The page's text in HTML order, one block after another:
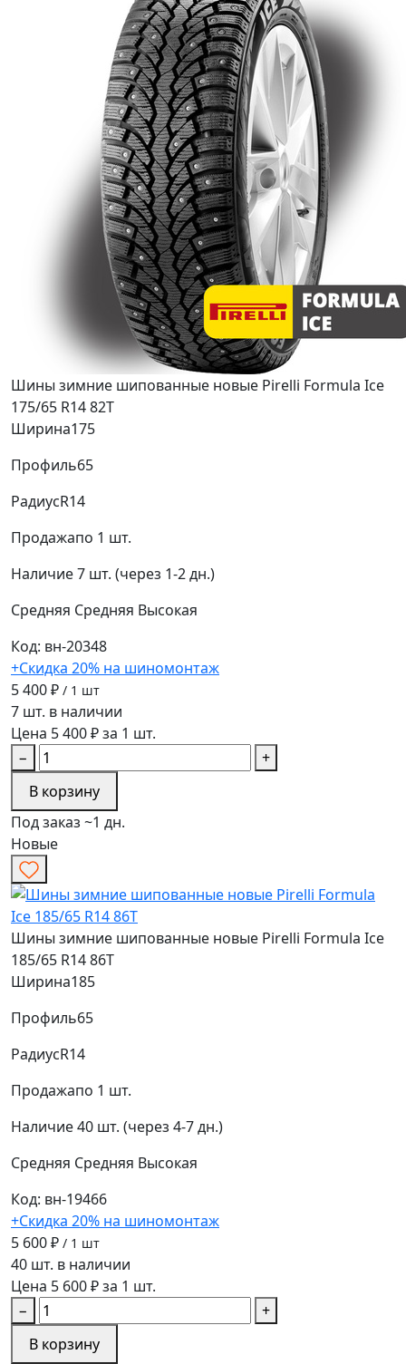
Шины зимние шипованные новые Pirelli Formula Ice
175/65 R14 82T
Ширина175
Профиль65
РадиусR14
Продажапо 1 шт.
Наличие7 шт. (через 1-2 дн.)
Средняя Средняя Высокая
Код: вн-20348
+Скидка 20% на шиномонтаж
5 400 ₽ / 1 шт
7 шт. в наличии
Цена 5 400 ₽ за 1 шт.
−
+
В корзину
Под заказ ~1 дн.
Новые
Шины зимние шипованные новые Pirelli Formula Ice
185/65 R14 86T
Ширина185
Профиль65
РадиусR14
Продажапо 1 шт.
Наличие40 шт. (через 4-7 дн.)
Средняя Средняя Высокая
Код: вн-19466
+Скидка 20% на шиномонтаж
5 600 ₽ / 1 шт
40 шт. в наличии
Цена 5 600 ₽ за 1 шт.
−
+
В корзину